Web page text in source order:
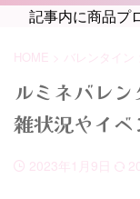
記事内に商品プ
HOME > バレンタイン
ルミネバレ
雑状況やイベ
2023年1月9日